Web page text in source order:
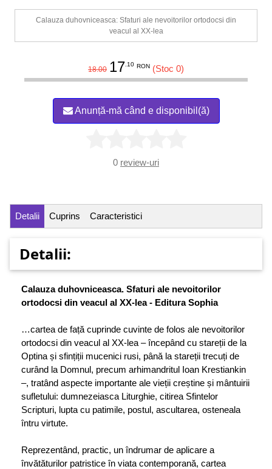
Calauza duhovniceasca: Sfaturi ale nevoitorilor ortodocsi din
veacul al XX-lea
18.00 17.10 RON (Stoc 0)
Anunță-mă când e disponibil(ă)
0 review-uri
Detalii Cuprins Caracteristici
Detalii:
Calauza duhovniceasca. Sfaturi ale nevoitorilor
ortodocsi din veacul al XX-lea - Editura Sophia
…cartea de față cuprinde cuvinte de folos ale nevoitorilor
ortodocsi din veacul al XX-lea – începând cu stareții de la
Optina și sfințiții mucenici rusi, până la stareții trecuți de
curând la Domnul, precum arhimandritul Ioan Krestiankin
–, tratând aspecte importante ale vieții creștine și mântuirii
sufletului: dumnezeiasca Liturghie, citirea Sfintelor
Scripturi, lupta cu patimile, postul, ascultarea, osteneala
întru virtute.
Reprezentând, practic, un îndrumar de aplicare a
învătăturilor patristice în viata contemporană, cartea